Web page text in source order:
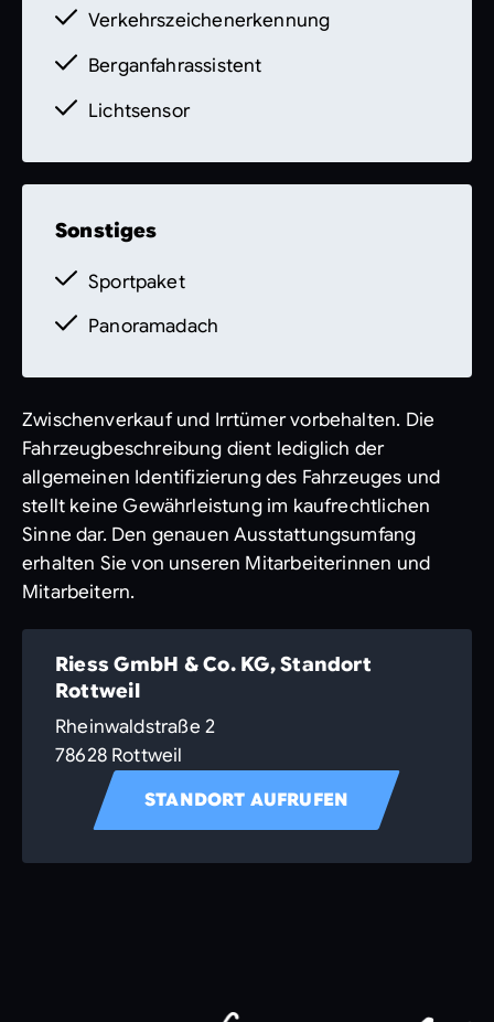
Verkehrszeichenerkennung
Berganfahrassistent
Lichtsensor
Sonstiges
Sportpaket
Panoramadach
Zwischenverkauf und Irrtümer vorbehalten. Die
Fahrzeugbeschreibung dient lediglich der
allgemeinen Identifizierung des Fahrzeuges und
stellt keine Gewährleistung im kaufrechtlichen
Sinne dar. Den genauen Ausstattungsumfang
erhalten Sie von unseren Mitarbeiterinnen und
Mitarbeitern.
Riess GmbH & Co. KG, Standort
Rottweil
Rheinwaldstraße 2
78628 Rottweil
STANDORT AUFRUFEN